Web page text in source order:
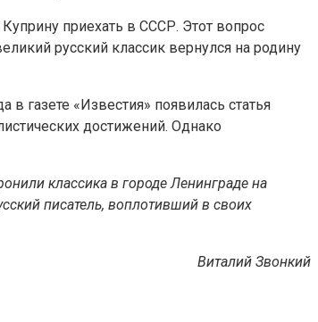
приехать в СССР. Этот вопрос
русский классик вернулся на родину
газете «Известия» появилась статья
достижений. Однако
классика в городе Ленинграде на
писатель, воплотивший в своих
Виталий Звонкий